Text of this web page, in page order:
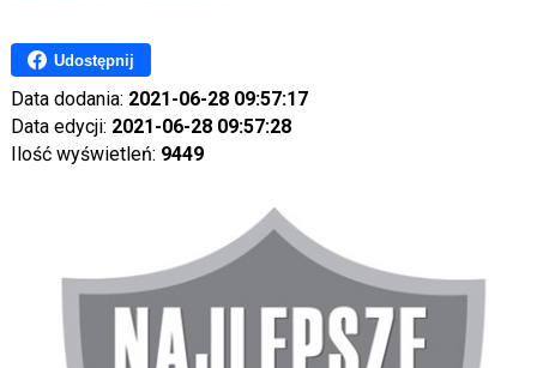
Udostępnij
Data dodania: 2021-06-28 09:57:17
Data edycji: 2021-06-28 09:57:28
Ilość wyświetleń: 9449